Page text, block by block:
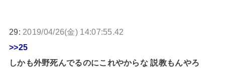
29: 2019/04/26(金) 14:07:55.42
>>25
しかも外野死んでるのにこれやからな 説教もんやろ